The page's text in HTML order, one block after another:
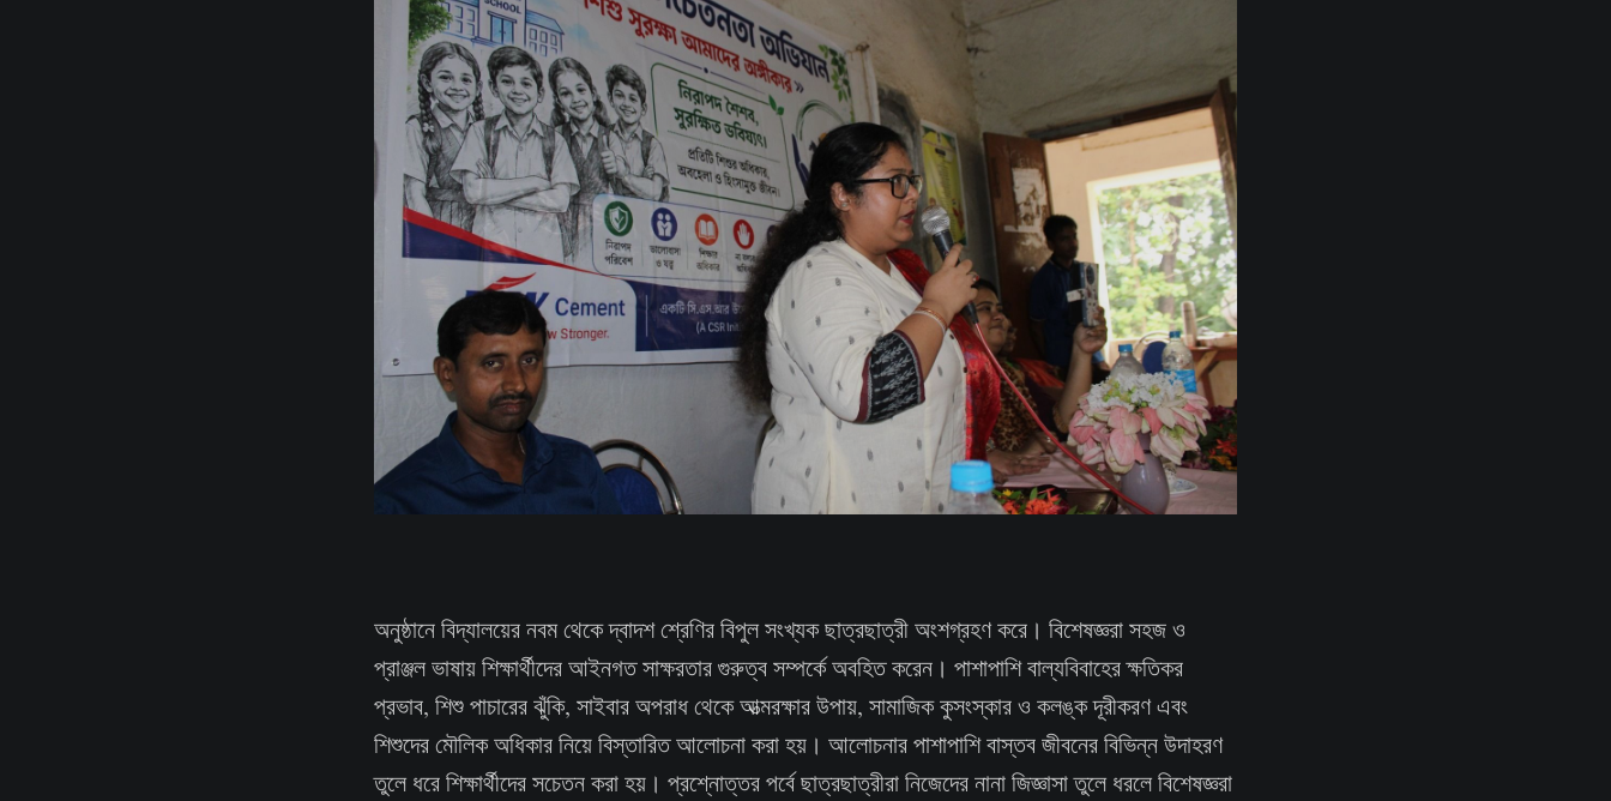
অনুষ্ঠানে বিদ্যালয়ের নবম থেকে দ্বাদশ শ্রেণির বিপুল সংখ্যক ছাত্রছাত্রী অংশগ্রহণ করে। বিশেষজ্ঞরা সহজ ও
প্রাঞ্জল ভাষায় শিক্ষার্থীদের আইনগত সাক্ষরতার গুরুত্ব সম্পর্কে অবহিত করেন। পাশাপাশি বাল্যবিবাহের ক্ষতিকর
প্রভাব, শিশু পাচারের ঝুঁকি, সাইবার অপরাধ থেকে আত্মরক্ষার উপায়, সামাজিক কুসংস্কার ও কলঙ্ক দূরীকরণ এবং
শিশুদের মৌলিক অধিকার নিয়ে বিস্তারিত আলোচনা করা হয়। আলোচনার পাশাপাশি বাস্তব জীবনের বিভিন্ন উদাহরণ
তুলে ধরে শিক্ষার্থীদের সচেতন করা হয়। প্রশ্নোত্তর পর্বে ছাত্রছাত্রীরা নিজেদের নানা জিজ্ঞাসা তুলে ধরলে বিশেষজ্ঞরা